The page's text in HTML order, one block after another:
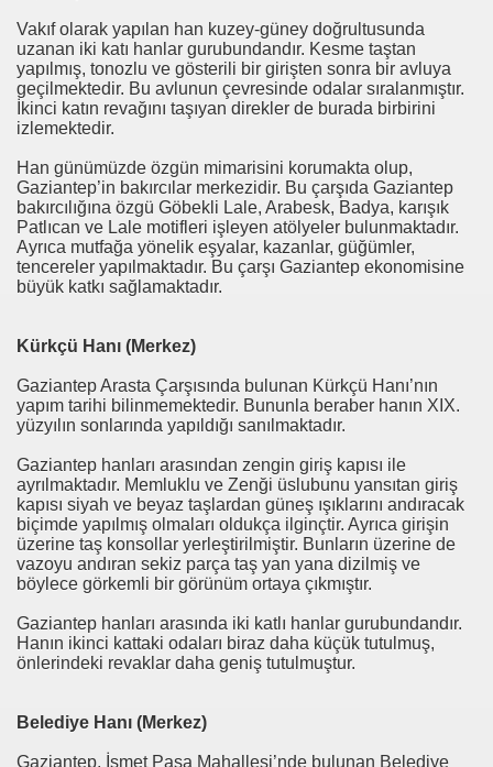
Vakıf olarak yapılan han kuzey-güney doğrultusunda
uzanan iki katı hanlar gurubundandır. Kesme taştan
yapılmış, tonozlu ve gösterili bir girişten sonra bir avluya
geçilmektedir. Bu avlunun çevresinde odalar sıralanmıştır.
İkinci katın revağını taşıyan direkler de burada birbirini
izlemektedir.
Han günümüzde özgün mimarisini korumakta olup,
Gaziantep’in bakırcılar merkezidir. Bu çarşıda Gaziantep
bakırcılığına özgü Göbekli Lale, Arabesk, Badya, karışık
Patlıcan ve Lale motifleri işleyen atölyeler bulunmaktadır.
Ayrıca mutfağa yönelik eşyalar, kazanlar, güğümler,
tencereler yapılmaktadır. Bu çarşı Gaziantep ekonomisine
büyük katkı sağlamaktadır.
Kürkçü Hanı (Merkez)
Gaziantep Arasta Çarşısında bulunan Kürkçü Hanı’nın
yapım tarihi bilinmemektedir. Bununla beraber hanın XIX.
yüzyılın sonlarında yapıldığı sanılmaktadır.
Gaziantep hanları arasından zengin giriş kapısı ile
ayrılmaktadır. Memluklu ve Zenği üslubunu yansıtan giriş
kapısı siyah ve beyaz taşlardan güneş ışıklarını andıracak
biçimde yapılmış olmaları oldukça ilginçtir. Ayrıca girişin
üzerine taş konsollar yerleştirilmiştir. Bunların üzerine de
vazoyu andıran sekiz parça taş yan yana dizilmiş ve
böylece görkemli bir görünüm ortaya çıkmıştır.
Gaziantep hanları arasında iki katlı hanlar gurubundandır.
Hanın ikinci kattaki odaları biraz daha küçük tutulmuş,
önlerindeki revaklar daha geniş tutulmuştur.
Belediye Hanı (Merkez)
Gaziantep, İsmet Paşa Mahallesi’nde bulunan Belediye